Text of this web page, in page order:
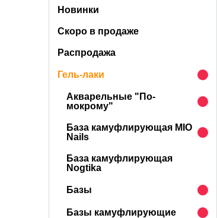
Новинки
Скоро в продаже
Распродажа
Гель-лаки
Акварельные "По-
мокрому"
База камуфлирующая MIO
Nails
База камуфлирующая
Nogtika
Базы
Базы камуфлирующие